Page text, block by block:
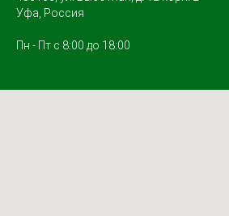
Уфа, Россия
Пн - Пт с 8:00 до 18:00